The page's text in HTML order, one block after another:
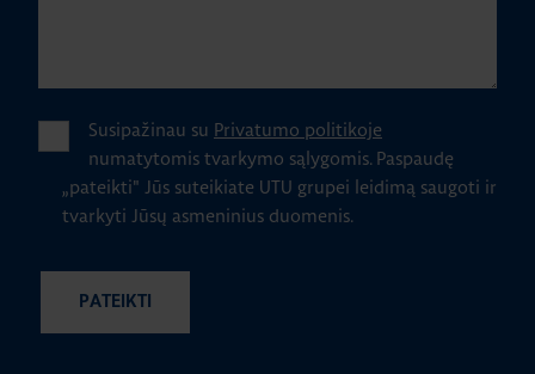
Susipažinau su Privatumo politikoje
numatytomis tvarkymo sąlygomis. Paspaudę
„pateikti" Jūs suteikiate UTU grupei leidimą saugoti ir
tvarkyti Jūsų asmeninius duomenis.